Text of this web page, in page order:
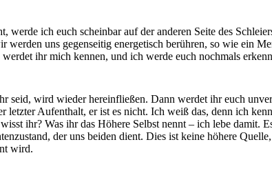
ich euch scheinbar auf der anderen Seite des
uns gegenseitig energetisch berühren, so wie ein
ihr mich kennen, und ich werde euch nochmals
seid, wird wieder hereinfließen. Dann werdet ihr euch
Aufenthalt, er ist es nicht. Ich weiß das, denn ich
ihr? Was ihr das Höhere Selbst nennt – ich lebe damit.
der uns beiden dient. Dies ist keine höhere
wird.